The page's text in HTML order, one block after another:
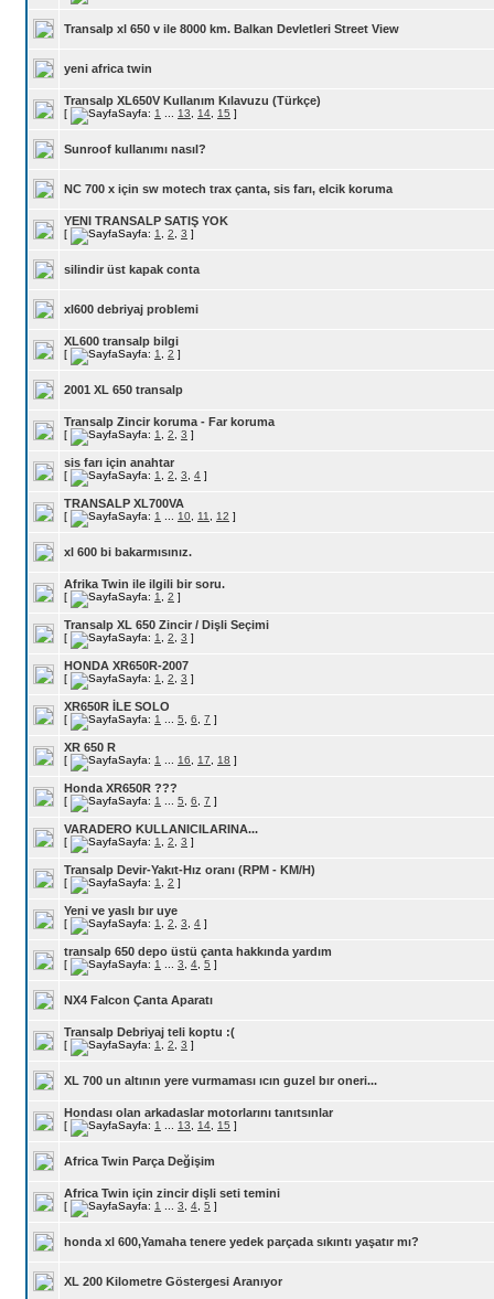
Transalp xl 650 v ile 8000 km. Balkan Devletleri Street View
yeni africa twin
Transalp XL650V Kullanım Kılavuzu (Türkçe)
[ Sayfa: 1 13 14 15 ]
Sunroof kullanımı nasıl?
NC 700 x için sw motech trax çanta, sis farı, elcik koruma
YENI TRANSALP SATIŞ YOK
[ Sayfa: 1 2 3 ]
silindir üst kapak conta
xl600 debriyaj problemi
XL600 transalp bilgi
[ Sayfa: 1 2 ]
2001 XL 650 transalp
Transalp Zincir koruma - Far koruma
[ Sayfa: 1 2 3 ]
sis farı için anahtar
[ Sayfa: 1 2 3 4 ]
TRANSALP XL700VA
[ Sayfa: 1 10 11 12 ]
xl 600 bi bakarmısınız.
Afrika Twin ile ilgili bir soru.
[ Sayfa: 1 2 ]
Transalp XL 650 Zincir / Dişli Seçimi
[ Sayfa: 1 2 3 ]
HONDA XR650R-2007
[ Sayfa: 1 2 3 ]
XR650R İLE SOLO
[ Sayfa: 1 5 6 7 ]
XR 650 R
[ Sayfa: 1 16 17 18 ]
Honda XR650R ???
[ Sayfa: 1 5 6 7 ]
VARADERO KULLANICILARINA...
[ Sayfa: 1 2 3 ]
Transalp Devir-Yakıt-Hız oranı (RPM - KM/H)
[ Sayfa: 1 2 ]
Yeni ve yaslı bır uye
[ Sayfa: 1 2 3 4 ]
transalp 650 depo üstü çanta hakkında yardım
[ Sayfa: 1 3 4 5 ]
NX4 Falcon Çanta Aparatı
Transalp Debriyaj teli koptu :(
[ Sayfa: 1 2 3 ]
XL 700 un altının yere vurmaması ıcın guzel bır oneri...
Hondası olan arkadaslar motorlarını tanıtsınlar
[ Sayfa: 1 13 14 15 ]
Africa Twin Parça Değişim
Africa Twin için zincir dişli seti temini
[ Sayfa: 1 3 4 5 ]
honda xl 600,Yamaha tenere yedek parçada sıkıntı yaşatır mı?
XL 200 Kilometre Göstergesi Aranıyor